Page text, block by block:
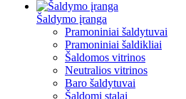
Šaldymo įranga
Pramoniniai šaldytuvai
Pramoniniai šaldikliai
Šaldomos vitrinos
Neutralios vitrinos
Baro šaldytuvai
Šaldomi stalai